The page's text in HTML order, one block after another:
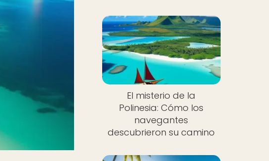
El misterio de la
Polinesia: Cómo los
navegantes
descubrieron su camino